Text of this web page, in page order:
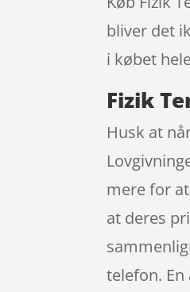
bliver det
i købet
Fizik
Husk at
mere for
at deres
telefon.